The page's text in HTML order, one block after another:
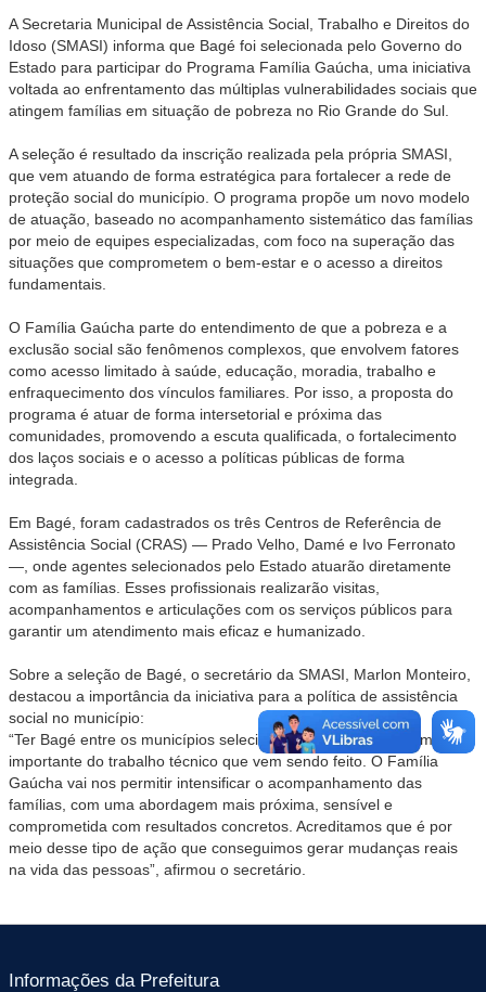
A Secretaria Municipal de Assistência Social, Trabalho e Direitos do
Idoso (SMASI) informa que Bagé foi selecionada pelo Governo do
Estado para participar do Programa Família Gaúcha, uma iniciativa
voltada ao enfrentamento das múltiplas vulnerabilidades sociais que
atingem famílias em situação de pobreza no Rio Grande do Sul.
A seleção é resultado da inscrição realizada pela própria SMASI,
que vem atuando de forma estratégica para fortalecer a rede de
proteção social do município. O programa propõe um novo modelo
de atuação, baseado no acompanhamento sistemático das famílias
por meio de equipes especializadas, com foco na superação das
situações que comprometem o bem-estar e o acesso a direitos
fundamentais.
O Família Gaúcha parte do entendimento de que a pobreza e a
exclusão social são fenômenos complexos, que envolvem fatores
como acesso limitado à saúde, educação, moradia, trabalho e
enfraquecimento dos vínculos familiares. Por isso, a proposta do
programa é atuar de forma intersetorial e próxima das
comunidades, promovendo a escuta qualificada, o fortalecimento
dos laços sociais e o acesso a políticas públicas de forma
integrada.
Em Bagé, foram cadastrados os três Centros de Referência de
Assistência Social (CRAS) — Prado Velho, Damé e Ivo Ferronato
—, onde agentes selecionados pelo Estado atuarão diretamente
com as famílias. Esses profissionais realizarão visitas,
acompanhamentos e articulações com os serviços públicos para
garantir um atendimento mais eficaz e humanizado.
Sobre a seleção de Bagé, o secretário da SMASI, Marlon Monteiro,
destacou a importância da iniciativa para a política de assistência
social no município:
“Ter Bagé entre os municípios selecionados é um reconhecimento
importante do trabalho técnico que vem sendo feito. O Família
Gaúcha vai nos permitir intensificar o acompanhamento das
famílias, com uma abordagem mais próxima, sensível e
comprometida com resultados concretos. Acreditamos que é por
meio desse tipo de ação que conseguimos gerar mudanças reais
na vida das pessoas”, afirmou o secretário.
Informações da Prefeitura